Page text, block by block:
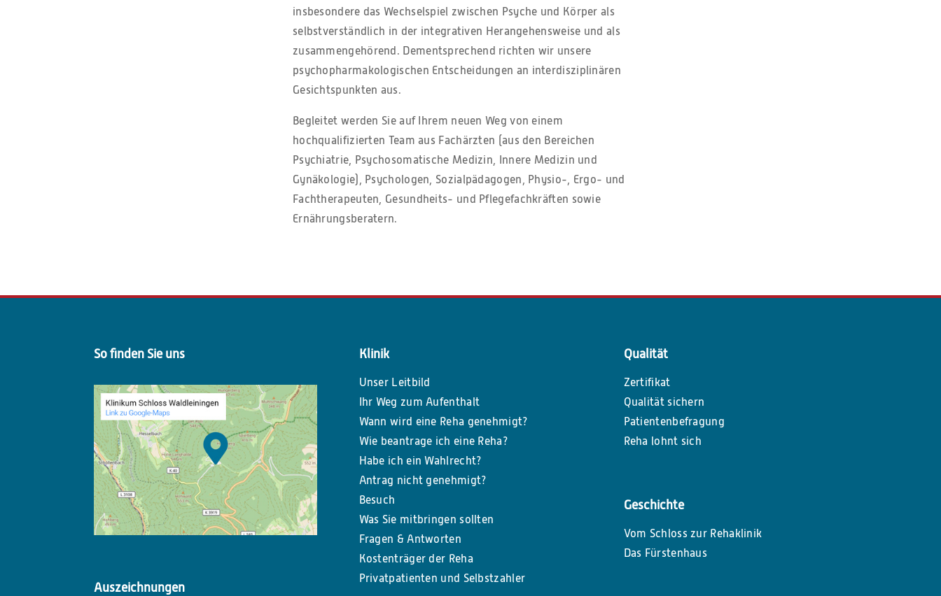
insbesondere das Wechselspiel zwischen Psyche und Körper als
selbstverständlich in der integrativen Herangehensweise und als
zusammengehörend. Dementsprechend richten wir unsere
psychopharmakologischen Entscheidungen an interdisziplinären
Gesichtspunkten aus.
Begleitet werden Sie auf Ihrem neuen Weg von einem
hochqualifizierten Team aus Fachärzten (aus den Bereichen
Psychiatrie, Psychosomatische Medizin, Innere Medizin und
Gynäkologie), Psychologen, Sozialpädagogen, Physio-, Ergo- und
Fachtherapeuten, Gesundheits- und Pflegefachkräften sowie
Ernährungsberatern.
So finden Sie uns
Auszeichnungen
Klinik
Unser Leitbild
Ihr Weg zum Aufenthalt
Wann wird eine Reha genehmigt?
Wie beantrage ich eine Reha?
Habe ich ein Wahlrecht?
Antrag nicht genehmigt?
Besuch
Was Sie mitbringen sollten
Fragen & Antworten
Kostenträger der Reha
Privatpatienten und Selbstzahler
Qualität
Zertifikat
Qualität sichern
Patientenbefragung
Reha lohnt sich
Geschichte
Vom Schloss zur Rehaklinik
Das Fürstenhaus